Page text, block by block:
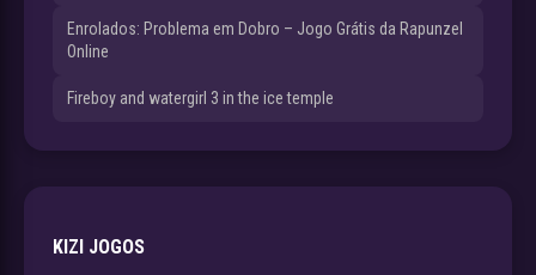
Enrolados: Problema em Dobro – Jogo Grátis da Rapunzel
Online
Fireboy and watergirl 3 in the ice temple
KIZI JOGOS